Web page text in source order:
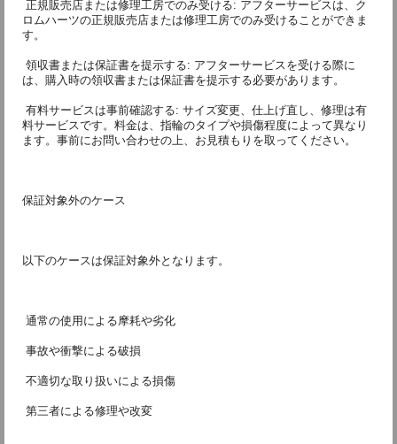
ロムハーツの正規販売店または修理工房でのみ受けることができま
す。
は、購入時の領収書または保証書を提示する必要があります。
料サービスです。料金は、指輪のタイプや損傷程度によって異なり
ます。事前にお問い合わせの上、お見積もりを取ってください。
保証対象外のケース
以下のケースは保証対象外となります。
通常の使用による摩耗や劣化
事故や衝撃による破損
不適切な取り扱いによる損傷
第三者による修理や改変